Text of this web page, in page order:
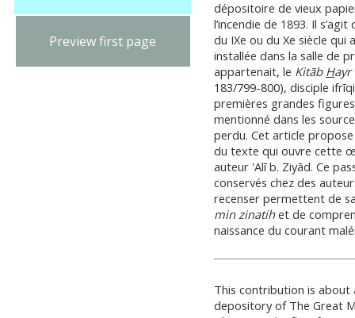
Preview first page
dépositoire de vieux
l’incendie de 1893. Il
du IXe ou du Xe siècle
installée dans la salle de
appartenait, le Kitāb Hayr
183/799-800), disciple
premières grandes
mentionné dans les
perdu. Cet article
du texte qui ouvre cette
auteur 'Alī b. Ziyād. Ce
conservés chez des
recenser permettent de
min zinatihet de
naissance du courant
This contribution is
depository of The Great